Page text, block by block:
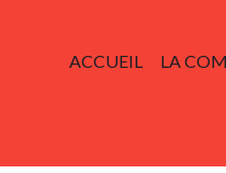
ACCUEIL LA